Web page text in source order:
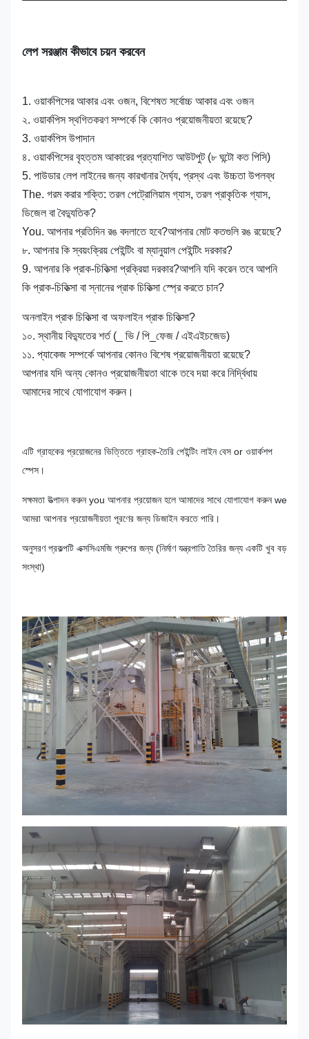
লেপ সরঞ্জাম কীভাবে চয়ন করবেন
1. ওয়ার্কপিসের আকার এবং ওজন, বিশেষত সর্বোচ্চ আকার এবং ওজন
২. ওয়ার্কপিস স্থগিতকরণ সম্পর্কে কি কোনও প্রয়োজনীয়তা রয়েছে?
3. ওয়ার্কপিস উপাদান
৪. ওয়ার্কপিসের বৃহত্তম আকারের প্রত্যাশিত আউটপুট (৮ ঘন্টাে কত পিসি)
5. পাউডার লেপ লাইনের জন্য কারখানার দৈর্ঘ্য, প্রস্থ এবং উচ্চতা উপলব্ধ
The. গরম করার শক্তি: তরল পেট্রোলিয়াম গ্যাস, তরল প্রাকৃতিক গ্যাস,
ডিজেল বা বৈদ্যুতিক?
You. আপনার প্রতিদিন রঙ বদলাতে হবে?আপনার মোট কতগুলি রঙ রয়েছে?
৮. আপনার কি স্বয়ংক্রিয় পেইন্টিং বা ম্যানুয়াল পেইন্টিং দরকার?
9. আপনার কি প্রাক-চিকিত্সা প্রক্রিয়া দরকার?আপনি যদি করেন তবে আপনি
কি প্রাক-চিকিত্সা বা স্নানের প্রাক চিকিত্সা স্প্রে করতে চান?
অনলাইন প্রাক চিকিত্সা বা অফলাইন প্রাক চিকিত্সা?
১০. স্থানীয় বিদ্যুতের শর্ত (_ ভি / পি_ফেজ / এইএইচজেড)
১১. প্যাকেজ সম্পর্কে আপনার কোনও বিশেষ প্রয়োজনীয়তা রয়েছে?
আপনার যদি অন্য কোনও প্রয়োজনীয়তা থাকে তবে দয়া করে নির্দ্বিধায়
আমাদের সাথে যোগাযোগ করুন।
এটি গ্রাহকের প্রয়োজনের ভিত্তিতে গ্রাহক-তৈরি পেইন্টিং লাইন বেস or ওয়ার্কশপ
স্পেস।
সক্ষমতা উত্পাদন করুন you আপনার প্রয়োজন হলে আমাদের সাথে যোগাযোগ করুন we
আমরা আপনার প্রয়োজনীয়তা পূরণের জন্য ডিজাইন করতে পারি।
অনুসরণ প্রকল্পটি এক্সসিএমজি গ্রুপের জন্য (নির্মাণ যন্ত্রপাতি তৈরির জন্য একটি খুব বড়
সংস্থা)